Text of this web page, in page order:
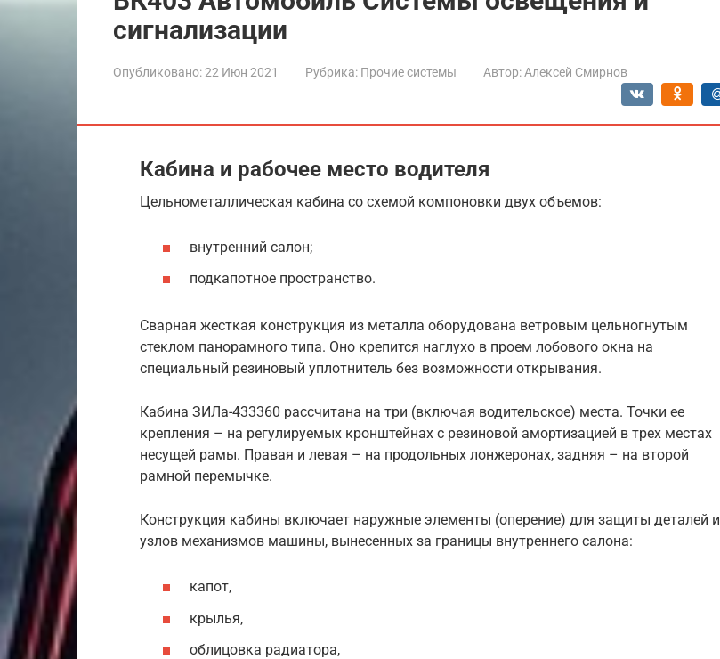
сигнализации
Опубликовано:22 Июн 2021 Рубрика: Прочие системы Автор: Алексей Смирнов
Кабина и рабочее место водителя
Цельнометаллическая кабина со схемой компоновки двух объемов:
внутренний салон;
подкапотное пространство.
Сварная жесткая конструкция из металла оборудована ветровым цельногнутым
стеклом панорамного типа. Оно крепится наглухо в проем лобового окна на
специальный резиновый уплотнитель без возможности открывания.
Кабина ЗИЛа-433360 рассчитана на три (включая водительское) места. Точки ее
крепления – на регулируемых кронштейнах с резиновой амортизацией в трех местах
несущей рамы. Правая и левая – на продольных лонжеронах, задняя – на второй
рамной перемычке.
Конструкция кабины включает наружные элементы (оперение) для защиты деталей и
узлов механизмов машины, вынесенных за границы внутреннего салона:
капот,
крылья,
облицовка радиатора,